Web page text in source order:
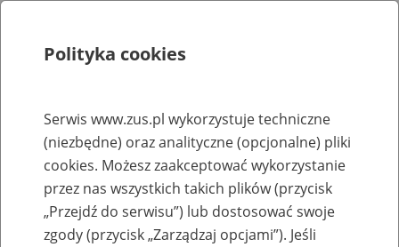
Rejestry, ewidencje i archiwa
Baza zlikwidowanych lub
przekształconych zakładów pracy
Polityka cookies
Serwis www.zus.pl wykorzystuje techniczne
(niezbędne) oraz analityczne (opcjonalne) pliki
cookies. Możesz zaakceptować wykorzystanie
przez nas wszystkich takich plików (przycisk
„Przejdź do serwisu”) lub dostosować swoje
zgody (przycisk „Zarządzaj opcjami”). Jeśli